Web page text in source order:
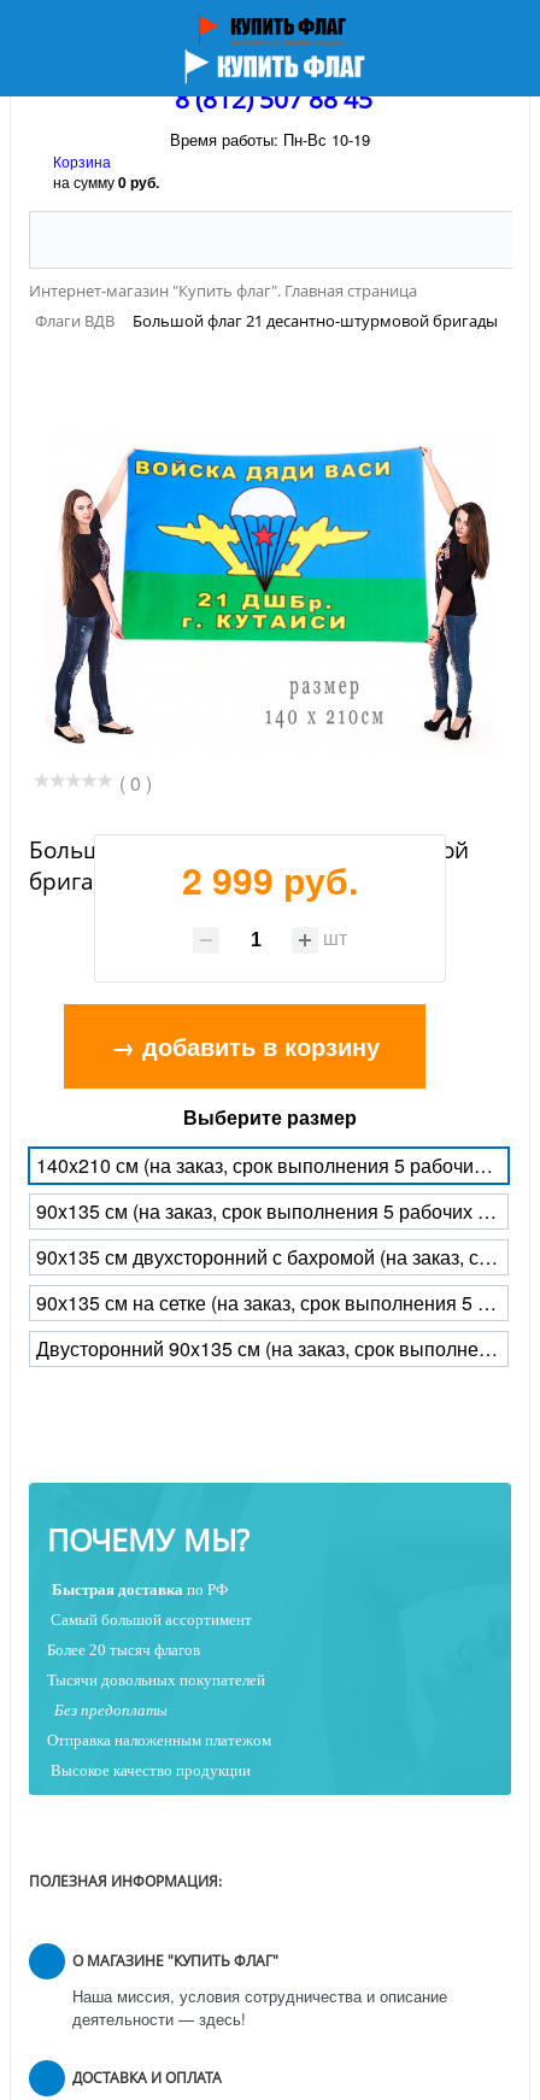
8 (812) 507 88 45
Время работы: Пн-Вс 10-19
Корзина
на сумму0 руб.
Интернет-магазин "Купить флаг". Главная страница
Флаги ВДВ
Большой флаг 21 десантно-штурмовой бригады
( 0 )
Большой флаг 21 десантно-штурмовой
бригады
2 999 руб.
шт
→ добавить в корзину
Выберите размер
140x210 см (на заказ, срок выполнения 5 рабочих дней)
90x135 см (на заказ, срок выполнения 5 рабочих дней)
90х135 см двухсторонний с бахромой (на заказ, срок выполнения 5 рабочих дней)
90х135 см на сетке (на заказ, срок выполнения 5 рабочих дней)
Двусторонний 90x135 см (на заказ, срок выполнения 5 рабочих дней)
ПОЧЕМУ МЫ?
Быстрая доставка по РФ
Самый большой ассортимент
Более 20 тысяч флагов
Тысячи довольных покупателей
Без предоплаты
Отправка наложенным платежом
Высокое качество продукции
ПОЛЕЗНАЯ ИНФОРМАЦИЯ:
О МАГАЗИНЕ "КУПИТЬ ФЛАГ"
Наша миссия, условия сотрудничества и описание
деятельности — здесь!
ДОСТАВКА И ОПЛАТА